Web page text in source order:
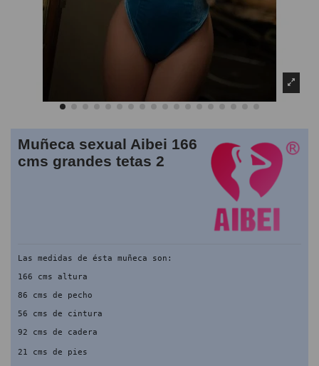
Muñeca sexual Aibei 166
cms grandes tetas 2
Las medidas de ésta muñeca son:
166 cms altura
86 cms de pecho
56 cms de cintura
92 cms de cadera
21 cms de pies